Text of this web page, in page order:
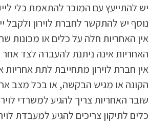
יש להתייעץ עם המוכר להתאמת כלי
נוסף יש להתקשר לחברת לוירון ולקבל
אין האחריות חלה על כלים או מכונות
האחריות אינה ניתנת להעברה לצד אחר
אין חברת לוירון מתחייבת לתת
הקונה או מגיש הבקשה, או בכל מצב
שובר האחריות צריך להגיע למשרדי לוירון תוך 10 ימים מתאריך הקניה עם כל הפרטים ומס'
כלים לתיקון צריכים להגיע למעבדת